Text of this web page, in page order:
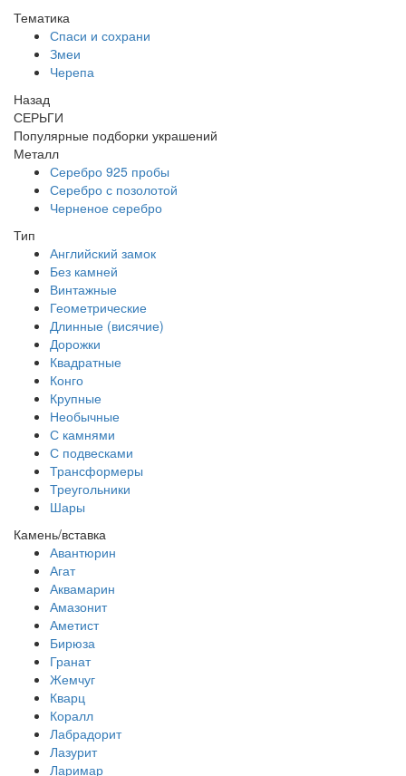
Тематика
Спаси и сохрани
Змеи
Черепа
Назад
СЕРЬГИ
Популярные подборки украшений
Металл
Серебро 925 пробы
Серебро с позолотой
Черненое серебро
Тип
Английский замок
Без камней
Винтажные
Геометрические
Длинные (висячие)
Дорожки
Квадратные
Конго
Крупные
Необычные
С камнями
С подвесками
Трансформеры
Треугольники
Шары
Камень/вставка
Авантюрин
Агат
Аквамарин
Амазонит
Аметист
Бирюза
Гранат
Жемчуг
Кварц
Коралл
Лабрадорит
Лазурит
Ларимар